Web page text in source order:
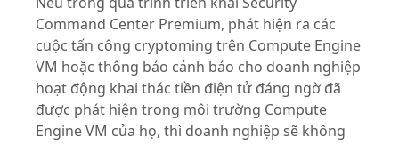
Command Center Premium, phát hiện ra các
cuộc tấn công cryptoming trên Compute Engine
VM hoặc thông báo cảnh báo cho doanh nghiệp
hoạt động khai thác tiền điện tử đáng ngờ đã
được phát hiện trong môi trường Compute
Engine VM của họ, thì doanh nghiệp sẽ không